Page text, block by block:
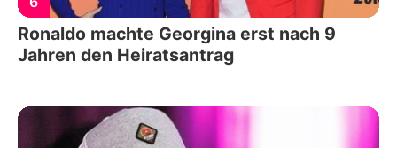
Ronaldo machte Georgina erst nach 9
Jahren den Heiratsantrag